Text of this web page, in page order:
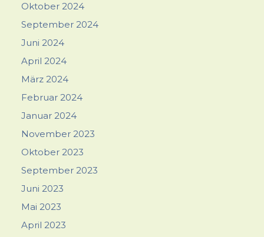
Oktober 2024
September 2024
Juni 2024
April 2024
März 2024
Februar 2024
Januar 2024
November 2023
Oktober 2023
September 2023
Juni 2023
Mai 2023
April 2023